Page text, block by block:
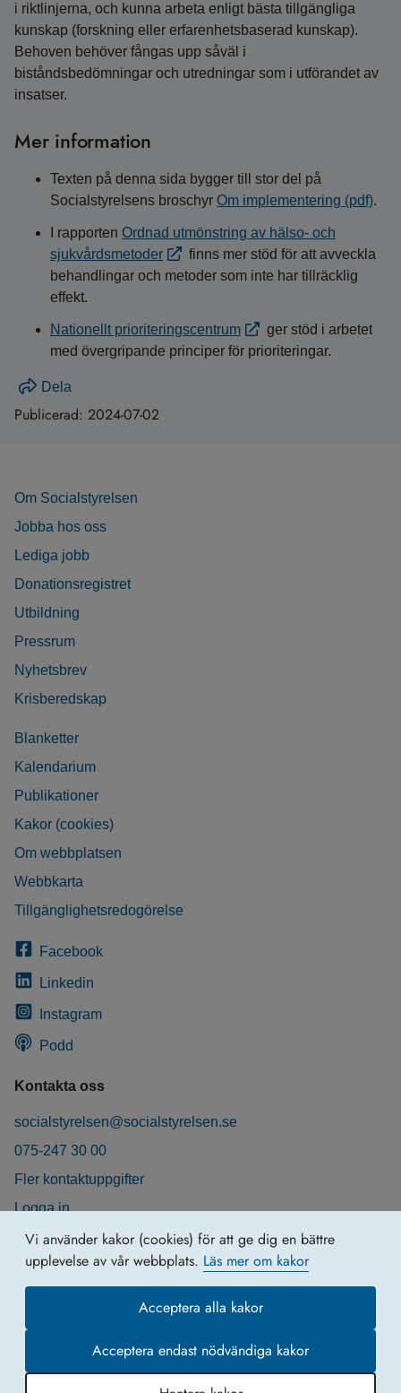
Vi använder kakor (cookies) för att ge dig en bättre
upplevelse av vår webbplats. Läs mer om kakor
Acceptera alla kakor
Acceptera endast nödvändiga kakor
i riktlinjerna, och kunna arbeta enligt bästa tillgängliga
kunskap (forskning eller erfarenhetsbaserad kunskap).
Behoven behöver fångas upp såväl i
biståndsbedömningar och utredningar som i utförandet av
insatser.
Mer information
Texten på denna sida bygger till stor del på
Socialstyrelsens broschyr Om implementering (pdf).
I rapporten Ordnad utmönstring av hälso- och
sjukvårdsmetoder
finns mer stöd för att avveckla
behandlingar och metoder som inte har tillräcklig
effekt.
Nationellt prioriteringscentrum
ger stöd i arbetet
med övergripande principer för prioriteringar.
Dela
Publicerad: 2024-07-02
Om Socialstyrelsen
Jobba hos oss
Lediga jobb
Donationsregistret
Utbildning
Pressrum
Nyhetsbrev
Krisberedskap
Blanketter
Kalendarium
Publikationer
Kakor (cookies)
Om webbplatsen
Webbkarta
Tillgänglighetsredogörelse
Facebook
Linkedin
Instagram
Podd
Kontakta oss
socialstyrelsen@socialstyrelsen.se
075-247 30 00
Fler kontaktuppgifter
Logga in
Behandling av personuppgifter